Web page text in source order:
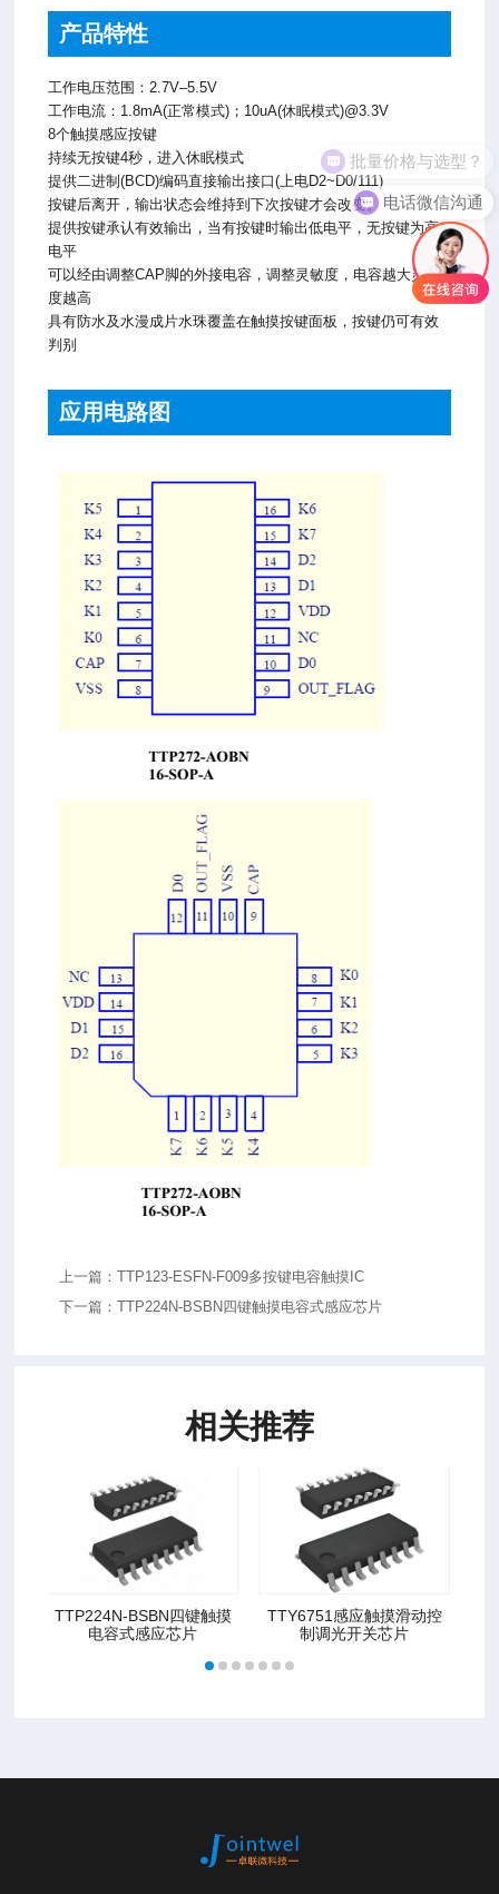
产品特性
工作电压范围：2.7V–5.5V
工作电流：1.8mA(正常模式)；10uA(休眠模式)@3.3V
8个触摸感应按键
持续无按键4秒，进入休眠模式
提供二进制(BCD)编码直接输出接口(上电D2~D0/111)
按键后离开，输出状态会维持到下次按键才会改变。
提供按键承认有效输出，当有按键时输出低电平，无按键为高
电平
可以经由调整CAP脚的外接电容，调整灵敏度，电容越大灵敏
度越高
具有防水及水漫成片水珠覆盖在触摸按键面板，按键仍可有效
判别
应用电路图
上一篇：TTP123-ESFN-F009多按键电容触摸IC
下一篇：TTP224N-BSBN四键触摸电容式感应芯片
相关推荐
TTP224N-BSBN四键触摸
电容式感应芯片
TTY6751感应触摸滑动控
制调光开关芯片
电话微信沟通